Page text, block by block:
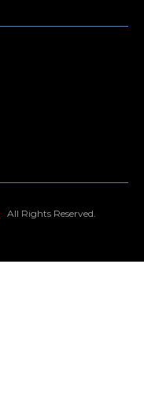
All Rights Reserved.